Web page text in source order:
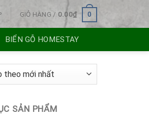
GIỎ HÀNG / 0.00₫ 0
BIỂN GỖ HOMESTAY
SẢN PHẨM